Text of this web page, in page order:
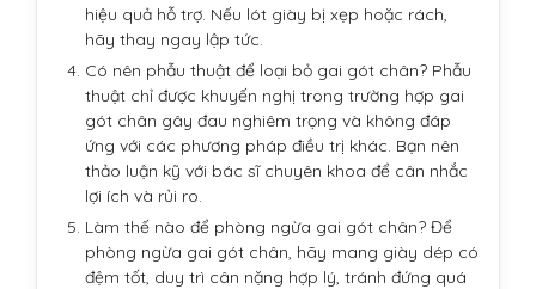
hiệu quả hỗ trợ. Nếu lót giày bị xẹp hoặc rách,
hãy thay ngay lập tức.
Có nên phẫu thuật để loại bỏ gai gót chân? Phẫu
thuật chỉ được khuyến nghị trong trường hợp gai
gót chân gây đau nghiêm trọng và không đáp
ứng với các phương pháp điều trị khác. Bạn nên
thảo luận kỹ với bác sĩ chuyên khoa để cân nhắc
lợi ích và rủi ro.
Làm thế nào để phòng ngừa gai gót chân? Để
phòng ngừa gai gót chân, hãy mang giày dép có
đệm tốt, duy trì cân nặng hợp lý, tránh đứng quá